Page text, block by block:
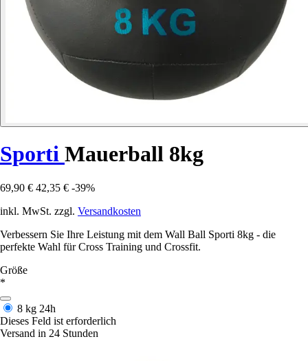
Sporti Mauerball 8kg
69,90 € 42,35 € -39%
inkl. MwSt. zzgl. Versandkosten
Verbessern Sie Ihre Leistung mit dem Wall Ball Sporti 8kg - die
perfekte Wahl für Cross Training und Crossfit.
Größe
*
8 kg 24h
Dieses Feld ist erforderlich
Versand in 24 Stunden